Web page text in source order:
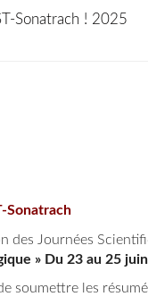
Sonatrach ! 2025
Sonatrach
des Journées
» Du 23 au 25
soumettre les